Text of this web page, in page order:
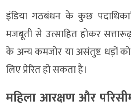
इंडिया गठबंधन के कुछ
मजबूती से उत्साहित होकर
के अन्य कमजोर या असंतुष्ट धड़ों
लिए प्रेरित हो सकता है।
महिला आरक्षण और